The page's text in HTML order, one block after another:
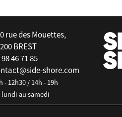
rue des Mouettes,
BREST
46 71 85
shore.com
- 12h30 / 14h - 19h
au samedi